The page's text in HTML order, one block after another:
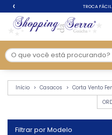
Corta
TROCA
‹
Início Casacos
Corta Vento
Filtrar por Modelo